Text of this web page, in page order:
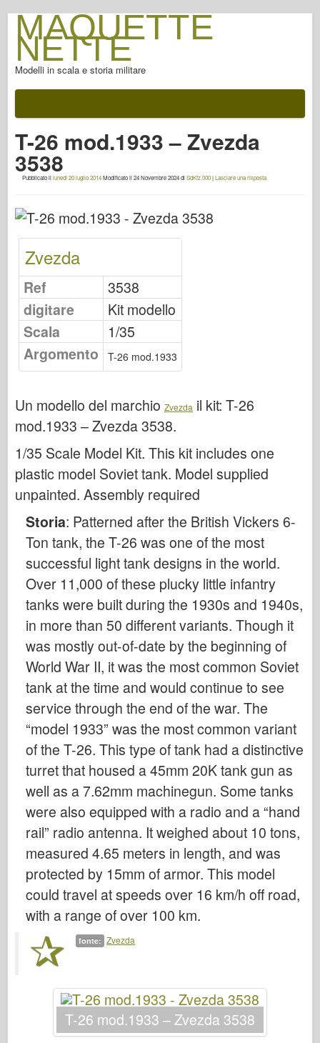
MAQUETTE
NETTE
Modelli in scala e storia militare
Dopo la battaglia
Armi AFV
Asse alleato
Armatura di profilo
Concord
Dadi & Bulloni
Nuova Avanguardia
Modellazione di Osprey
Osprey Publishing
Segnale squadrone
Potenza del serbatoio
Waffen-Arsenal
Maquettes
Accademia
Aeronautica
Modello AZ
Cane Nero
Bronco
Cyber-Hobby
Dnepromodello
Drago
Eduard
Stampi fini
Forze del Valore
Friulmodel
Hasegawa
Heller
HobbyBoss
Modelli IBG
Icm
Italeri
Leggenda
Modello Meng
Tamiya
T-26 mod.1933 – Zvezda
3538
Pubblicato illunedì 20 luglio 2014Modificato il24 Novembre 2024diSdKfz.000|Lasciare una risposta
Zvezda
Ref
3538
digitare
Kit modello
Scala
1/35
Argomento
T-26 mod.1933
Un modello del marchio Zvezda il kit: T-26
mod.1933 – Zvezda 3538.
1/35 Scale Model Kit. This kit includes one
plastic model Soviet tank. Model supplied
unpainted. Assembly required
Storia: Patterned after the British Vickers 6-
Ton tank, the T-26 was one of the most
successful light tank designs in the world.
Over 11,000 of these plucky little infantry
tanks were built during the 1930s and 1940s,
in more than 50 different variants. Though it
was mostly out-of-date by the beginning of
World War II, it was the most common Soviet
tank at the time and would continue to see
service through the end of the war. The
“model 1933” was the most common variant
of the T-26. This type of tank had a distinctive
turret that housed a 45mm 20K tank gun as
well as a 7.62mm machinegun. Some tanks
were also equipped with a radio and a “hand
rail” radio antenna. It weighed about 10 tons,
measured 4.65 meters in length, and was
protected by 15mm of armor. This model
could travel at speeds over 16 km/h off road,
with a range of over 100 km.
fonte: Zvezda
T-26 mod.1933 – Zvezda 3538